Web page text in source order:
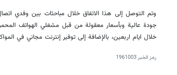
وتم التوصل إلى هذا الاتفاق خلال مباحثات بين وفدي
جودة عالية وبأسعار معقولة من قبل مشغلي الهواتف
خلال ايام اربعين، بالإضافة إلى توفير إنترنت مجاني في
رمز الخبر1961003